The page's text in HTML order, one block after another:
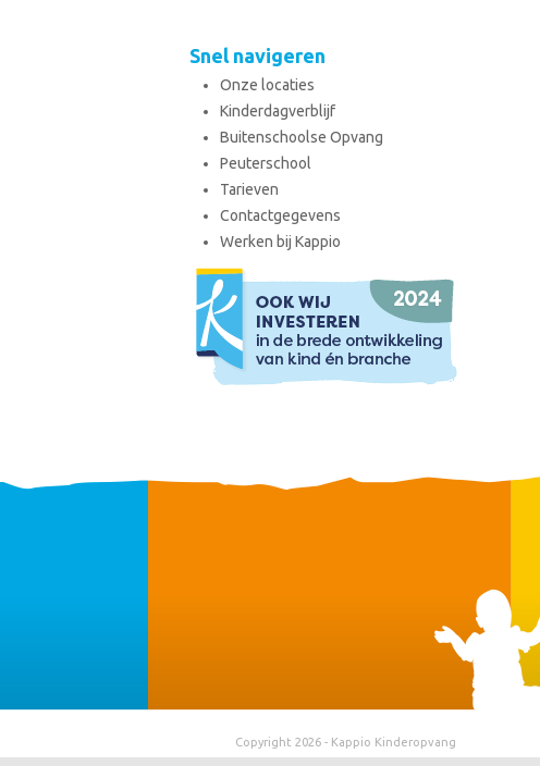
Snel navigeren
Onze locaties
Kinderdagverblijf
Buitenschoolse Opvang
Peuterschool
Tarieven
Contactgegevens
Werken bij Kappio
Copyright 2026 - Kappio Kinderopvang